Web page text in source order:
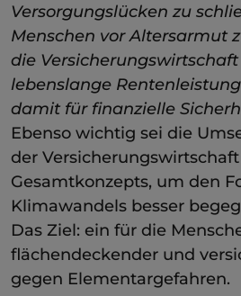
Versorgungslücken zu
Menschen vor Altersarmut
die
lebenslange
damit für finanzielle
Ebenso wichtig sei die
der
Gesamtkonzepts, um den
Klimawandels besser
Das Ziel: ein für die
flächendeckender und
gegen Elementargefahren.